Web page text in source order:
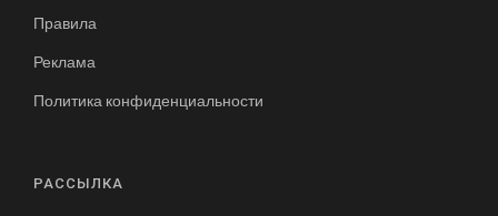
Правила
Реклама
Политика конфиденциальности
РАССЫЛКА